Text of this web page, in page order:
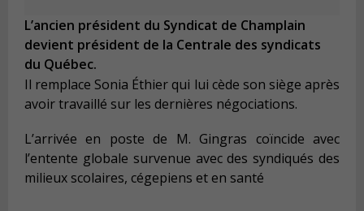
L’ancien président du Syndicat de Champlain
devient président de la Centrale des syndicats
du Québec.
Il remplace Sonia Éthier qui lui cède son siège après
avoir travaillé sur les dernières négociations.
L’arrivée en poste de M. Gingras coïncide avec
l’entente globale survenue avec des syndiqués des
milieux scolaires, cégepiens et en santé